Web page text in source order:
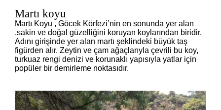
Martı koyu
Martı Koyu , Göcek Körfezi’nin en sonunda yer alan
,sakin ve doğal güzelliğini koruyan koylarından biridir.
Adını girişinde yer alan martı şeklindeki büyük taş
figürden alır. Zeytin ve çam ağaçlarıyla çevrili bu koy,
turkuaz rengi denizi ve korunaklı yapısıyla yatlar için
popüler bir demirleme noktasıdır.